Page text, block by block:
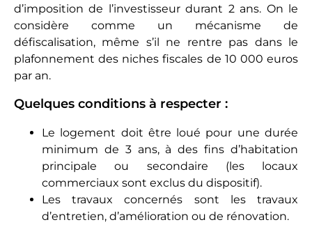
à l’agent des banques, qui lui permettent
d’accroître sa rentabilité (les logements mieux
équipés se louent plus cher) tout en bénéficiant
des cadeaux consentis par le fisc !
Et cela reste sans compter avec l’amortissement
du bien, puisque la perte de valeur accusée par le
opération s’effectuant selon le procédé de la
décomposition de l’actif en composantes est un
peu complexe sur le plan comptable. Chaque
composant : gros œuvre, terrain, aménagements
intérieurs, toiture ou électricité se voit affecter un
coefficient relatif à sa durée d’utilisation. Le calcul